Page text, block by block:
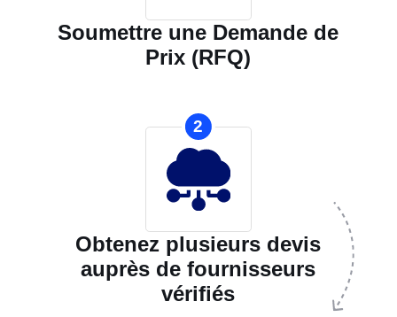
Soumettre une Demande de
Prix (RFQ)
2
Obtenez plusieurs devis
auprès de fournisseurs
vérifiés